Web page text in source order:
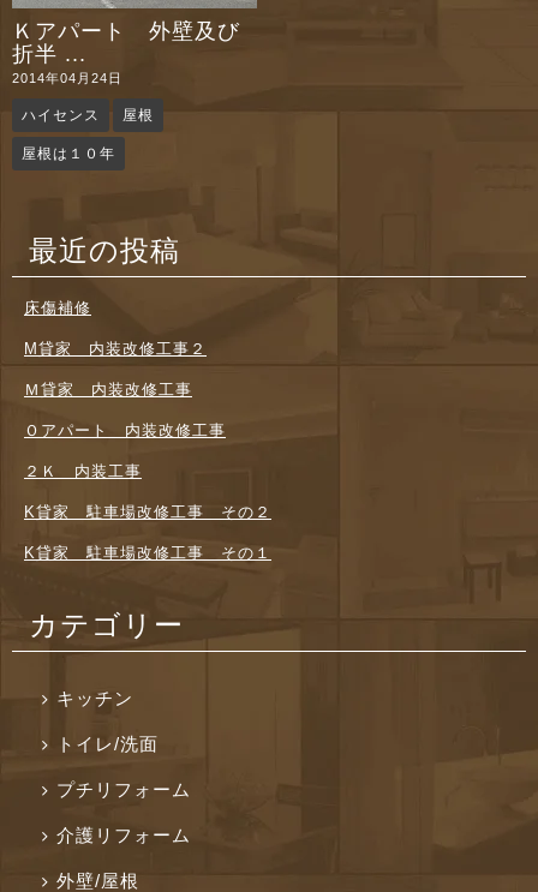
Ｋアパート 外壁及び
折半 ...
2014年04月24日
ハイセンス 屋根
屋根は１０年
最近の投稿
床傷補修
M貸家 内装改修工事２
Ｍ貸家 内装改修工事
Ｏアパート 内装改修工事
２Ｋ 内装工事
K貸家 駐車場改修工事 その２
K貸家 駐車場改修工事 その１
カテゴリー
キッチン
トイレ/洗面
プチリフォーム
介護リフォーム
外壁/屋根